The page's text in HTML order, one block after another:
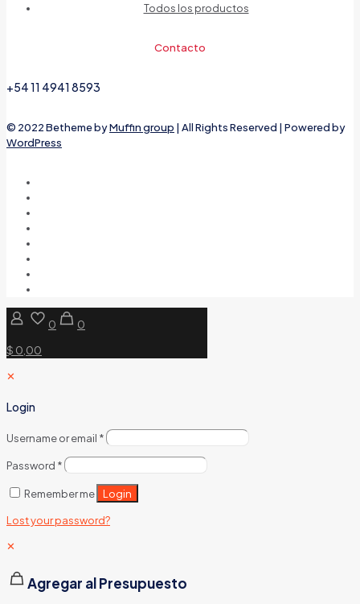
Todos los productos
Contacto
+54 11 4941 8593
© 2022 Betheme byMuffin group | All Rights Reserved | Powered by
WordPress
0
0
$ 0,00
✕
Login
Username or email *
Password *
Remember me Login
Lost your password?
✕
Agregar al Presupuesto